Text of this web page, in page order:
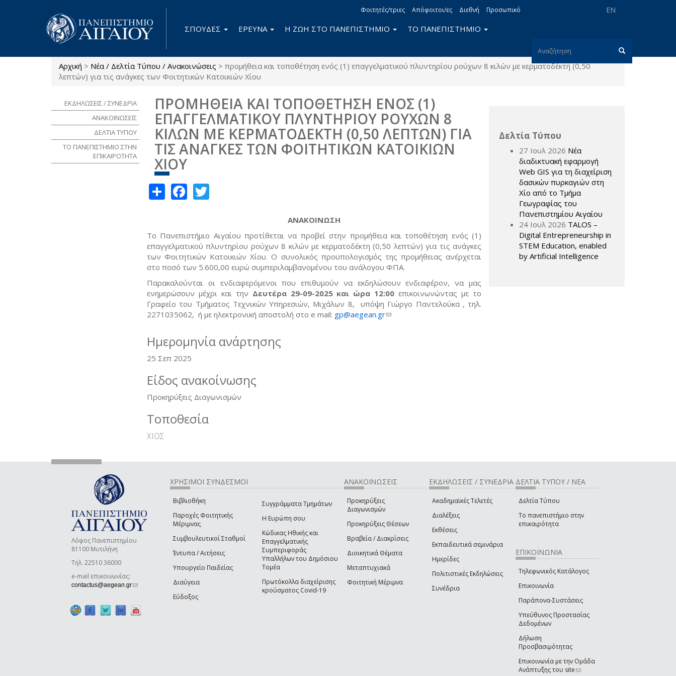
EN
Φοιτητές/τριες Απόφοιτοι/ες Διεθνή Προσωπικό
Φόρμα
αναζήτησης
Αναζήτηση
ΣΠΟΥΔΕΣ ΕΡΕΥΝΑ Η ΖΩΗ ΣΤΟ ΠΑΝΕΠΙΣΤΗΜΙΟ ΤΟ ΠΑΝΕΠΙΣΤΗΜΙΟ
Είστε εδώ
Αρχική > Νέα / Δελτία Τύπου / Ανακοινώσεις > προμήθεια και τοποθέτηση ενός (1) επαγγελματικού πλυντηρίου ρούχων 8 κιλών με κερματοδέκτη (0,50
λεπτών) για τις ανάγκες των Φοιτητικών Κατοικιών Χίου
ΠΡΟΜΗΘΕΙΑ ΚΑΙ ΤΟΠΟΘΕΤΗΣΗ ΕΝΟΣ (1)
ΕΠΑΓΓΕΛΜΑΤΙΚΟΥ ΠΛΥΝΤΗΡΙΟΥ ΡΟΥΧΩΝ 8
ΚΙΛΩΝ ΜΕ ΚΕΡΜΑΤΟΔΕΚΤΗ (0,50 ΛΕΠΤΩΝ) ΓΙΑ
ΤΙΣ ΑΝΑΓΚΕΣ ΤΩΝ ΦΟΙΤΗΤΙΚΩΝ ΚΑΤΟΙΚΙΩΝ
ΧΙΟΥ
ShareFacebook
ΑΝΑΚΟΙΝΩΣΗ
Το Πανεπιστήμιο Αιγαίου προτίθεται να προβεί στην προμήθεια και τοποθέτηση ενός (1)
επαγγελματικού πλυντηρίου ρούχων 8 κιλών με κερματοδέκτη (0,50 λεπτών) για τις ανάγκες
των Φοιτητικών Κατοικιών Χίου. Ο συνολικός προϋπολογισμός της προμήθειας ανέρχεται
στο ποσό των 5.600,00 ευρώ συμπεριλαμβανομένου του ανάλογου ΦΠΑ.
Παρακαλούνται οι ενδιαφερόμενοι που επιθυμούν να εκδηλώσουν ενδιαφέρον, να μας
ενημερώσουν μέχρι και την Δευτέρα 29-09-2025 και ώρα 12:00επικοινωνώντας με το
Γραφείο του Τμήματος Τεχνικών Υπηρεσιών, Μιχάλων 8, υπόψη Γιώργο Παντελούκα , τηλ.
2271035062, ή με ηλεκτρονική αποστολή στο e mail: gp@aegean.gr(link sends e-mail)
Ημερομηνία ανάρτησης
25 Σεπ 2025
Είδος ανακοίνωσης
Προκηρύξεις Διαγωνισμών
Τοποθεσία
ΧΙΟΣ
ΕΚΔΗΛΩΣΕΙΣ / ΣΥΝΕΔΡΙΑ
ΑΝΑΚΟΙΝΩΣΕΙΣ
ΔΕΛΤΙΑ ΤΥΠΟΥ
ΤΟ ΠΑΝΕΠΙΣΤΗΜΙΟ ΣΤΗΝ
ΕΠΙΚΑΙΡΟΤΗΤΑ
Δελτία Τύπου
27 Ιουλ 2026 Νέα
διαδικτυακή εφαρμογή
Web GIS για τη διαχείριση
δασικών πυρκαγιών στη
Χίο από το Τμήμα
Γεωγραφίας του
Πανεπιστημίου Αιγαίου
24 Ιουλ 2026 TALOS –
Digital Entrepreneurship in
STEM Education, enabled
by Artificial Intelligence
Λόφος Πανεπιστημίου
81100 Μυτιλήνη
Τηλ. 22510 36000
e-mail επικοινωνίας:
contactus@aegean.gr(link sends e-mail)
ΧΡΗΣΙΜΟΙ ΣΥΝΔΕΣΜΟΙ
Βιβλιοθήκη
Παροχές Φοιτητικής
Μέριμνας
Συμβουλευτικοί Σταθμοί
Έντυπα / Αιτήσεις
Υπουργείο Παιδείας
Διαύγεια
Εύδοξος
Συγγράμματα Τμημάτων
Η Ευρώπη σου
Κώδικας Ηθικής και
Επαγγελματικής
Συμπεριφοράς
Υπαλλήλων του Δημόσιου
Τομέα
Πρωτόκολλα διαχείρισης
κρούσματος Covid-19
ΑΝΑΚΟΙΝΩΣΕΙΣ
Προκηρύξεις
Διαγωνισμών
Προκηρύξεις Θέσεων
Βραβεία / Διακρίσεις
Διοικητικά Θέματα
Μεταπτυχιακά
Φοιτητική Μέριμνα
ΕΚΔΗΛΩΣΕΙΣ / ΣΥΝΕΔΡΙΑ
Ακαδημαϊκές Τελετές
Διαλέξεις
Εκθέσεις
Εκπαιδευτικά σεμινάρια
Ημερίδες
Πολιτιστικές Εκδηλώσεις
Συνέδρια
ΔΕΛΤΙΑ ΤΥΠΟΥ / ΝΕΑ
Δελτία Τύπου
Το πανεπιστήμιο στην
επικαιρότητα
ΕΠΙΚΟΙΝΩΝΙΑ
Τηλεφωνικός Κατάλογος
Επικοινωνία
Παράπονα-Συστάσεις
Υπεύθυνος Προστασίας
Δεδομένων
Δήλωση
Προσβασιμότητας
Επικοινωνία με την Ομάδα
Ανάπτυξης του site(link sends e-mail)